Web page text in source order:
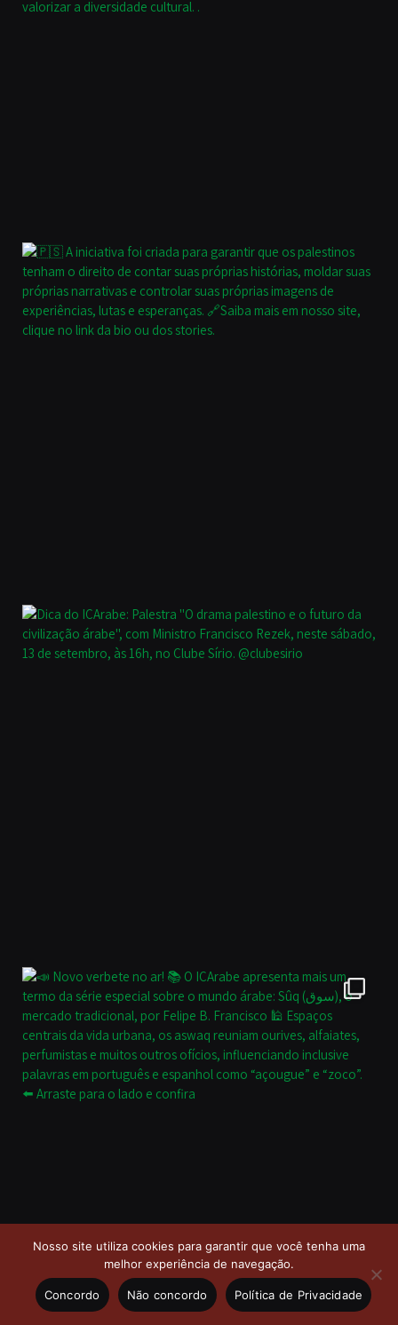
Nosso site utiliza cookies para garantir que você tenha uma
melhor experiência de navegação.
Concordo Não concordo Política de Privacidade